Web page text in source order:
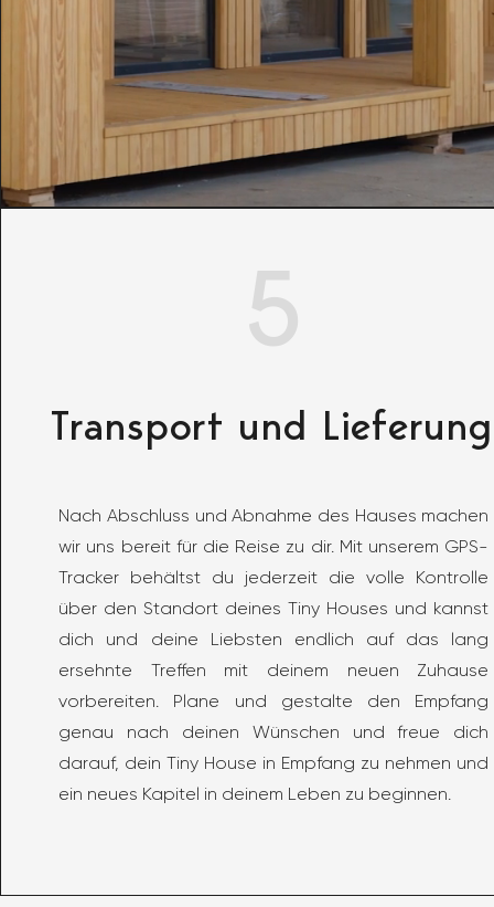
5
Transport und Lieferung
Nach Abschluss und Abnahme des Hauses machen
wir uns bereit für die Reise zu dir. Mit unserem GPS-
Tracker behältst du jederzeit die volle Kontrolle
über den Standort deines Tiny Houses und kannst
dich und deine Liebsten endlich auf das lang
ersehnte Treffen mit deinem neuen Zuhause
vorbereiten. Plane und gestalte den Empfang
genau nach deinen Wünschen und freue dich
darauf, dein Tiny House in Empfang zu nehmen und
ein neues Kapitel in deinem Leben zu beginnen.